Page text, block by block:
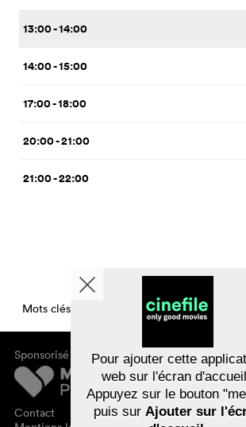
13:00 - 14:00
14:00 - 15:00
17:00 - 18:00
20:00 - 21:00
21:00 - 22:00
Mots clés CinemaTimesPerDay
Sponsorisé par
Contact
À propos
S'inscrire/
Newsletter
FAQ
Pour ajouter cette
web sur l'écran
Appuyez sur le bouton
puis sur Ajouter sur